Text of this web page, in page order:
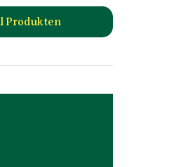
Produkten
till Palettblad 'Mosaic'